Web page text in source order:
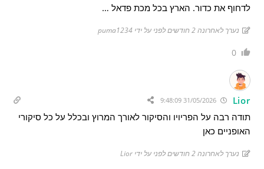
לדחוף את כדור. הארץ בכל מכת פדאל …
נערך לאחרונה 2 חודשים לפני על ידי puma1234
0
Lior
31/05/2026 9:48:09
תודה רבה על הפריויו והסיקור לאורך המרוץ ובכלל על כל סיקורי
האופניים כאן
נערך לאחרונה 2 חודשים לפני על ידי Lior